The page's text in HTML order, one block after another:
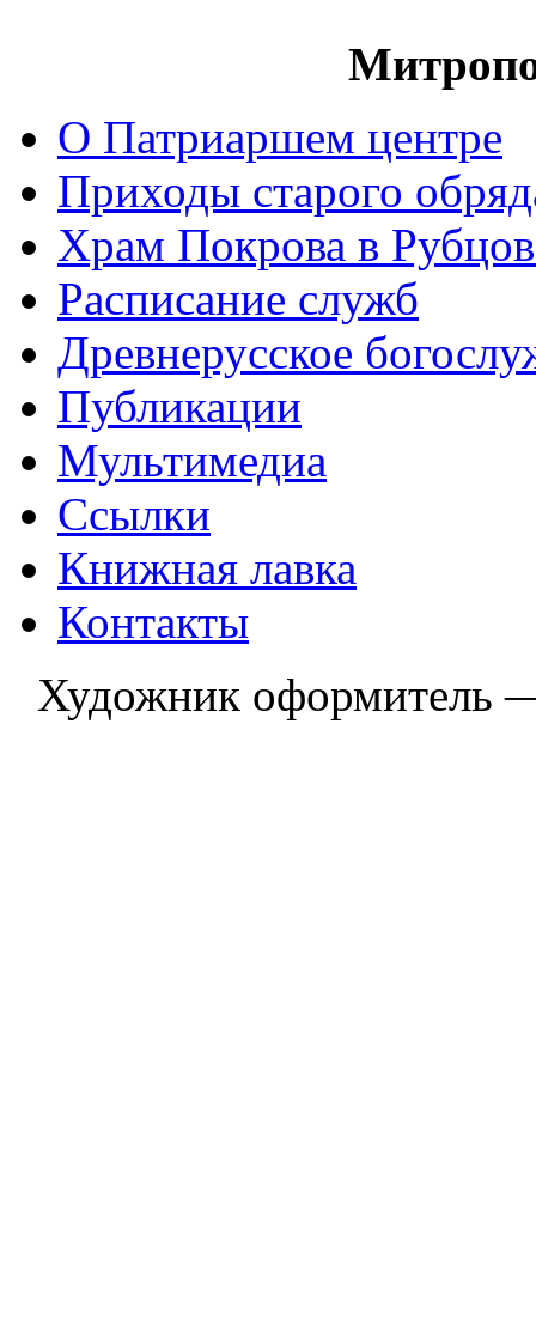
О Патриаршем центре
Приходы старого
Храм Покрова в
Расписание служб
Древнерусское
Публикации
Мультимедиа
Ссылки
Книжная лавка
Контакты
Художник оформитель